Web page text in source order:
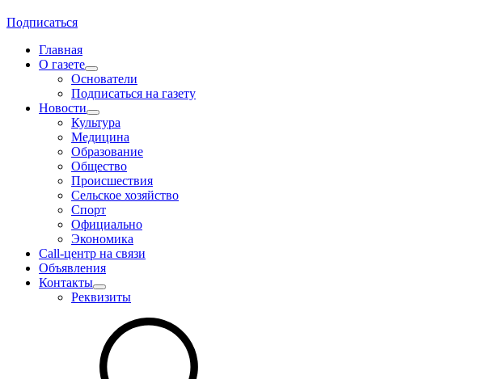
Подписаться
Главная
О газете
Основатели
Подписаться на газету
Новости
Культура
Медицина
Образование
Общество
Происшествия
Сельское хозяйство
Спорт
Официально
Экономика
Call-центр на связи
Объявления
Контакты
Реквизиты